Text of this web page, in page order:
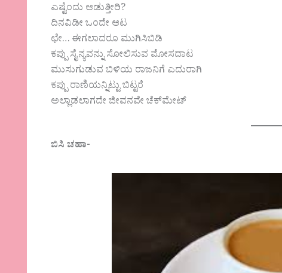
ಎಷ್ಟೆಂದು ಆಡುತ್ತೀರಿ?
ದಿನವಿಡೀ ಒಂದೇ ಆಟ
ಛೇ… ಈಗಲಾದರೂ ಮುಗಿಸಿಬಿಡಿ
ಕಪ್ಪು ಸೈನ್ಯವನ್ನು ಸೋಲಿಸುವ ಮೋಸದಾಟ
ಮುಸುಗುಡುವ ಬಿಳಿಯ ರಾಜನಿಗೆ ಎದುರಾಗಿ
ಕಪ್ಪು ರಾಣಿಯನ್ನಿಟ್ಟು ಬಿಟ್ಟರೆ
ಅಲ್ಲಾಡಲಾಗದೇ ಜೀವನವೇ ಚೆಕ್‌ಮೇಟ್
ಬಿಸಿ ಚಹಾ-